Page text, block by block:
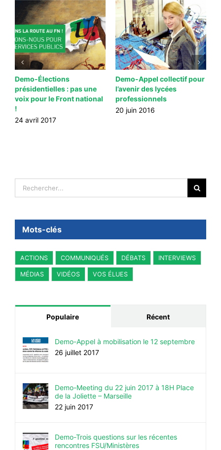
Demo-Élections
présidentielles : pas une
voix pour le Front national
!
24 avril 2017
Demo-Appel collectif pour
l’avenir des lycées
professionnels
20 juin 2016
Rechercher:
Mots-clés
ACTIONS COMMUNIQUÉS DÉBATS INTERVIEWS
MÉDIAS VIDÉOS VOS ÉLUES
Populaire Récent
Demo-Appel à mobilisation le 12 septembre
26 juillet 2017
Demo-Meeting du 22 juin 2017 à 18H Place
de la Joliette – Marseille
22 juin 2017
Demo-Trois questions sur les récentes
rencontres FSU/Ministères